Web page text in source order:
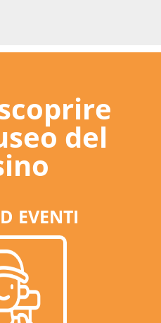
del
EVENTI